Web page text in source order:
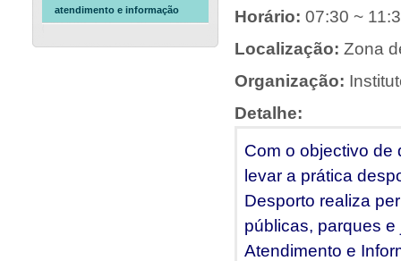
atendimento e informação
Horário: 07:30 ~
Localização: Zona
Organização:
Detalhe:
Com o objectivo de
levar a prática
Desporto realiza
públicas, parques e
Atendimento e